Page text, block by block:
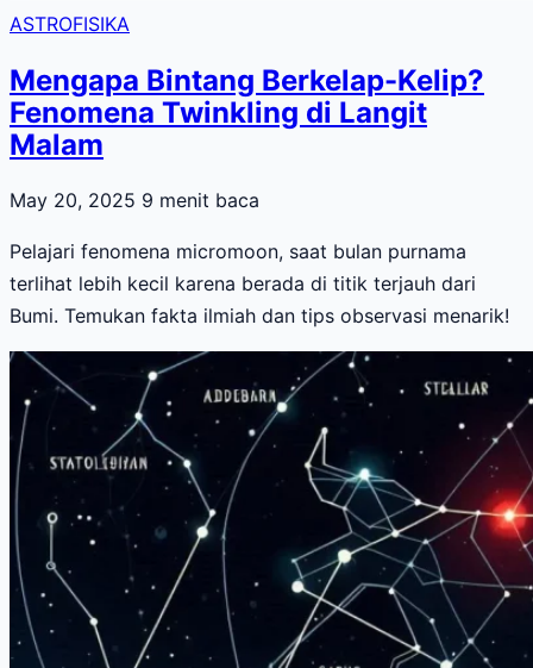
ASTROFISIKA
Mengapa Bintang Berkelap-Kelip?
Fenomena Twinkling di Langit
Malam
May 20, 2025 9 menit baca
Pelajari fenomena micromoon, saat bulan purnama
terlihat lebih kecil karena berada di titik terjauh dari
Bumi. Temukan fakta ilmiah dan tips observasi menarik!